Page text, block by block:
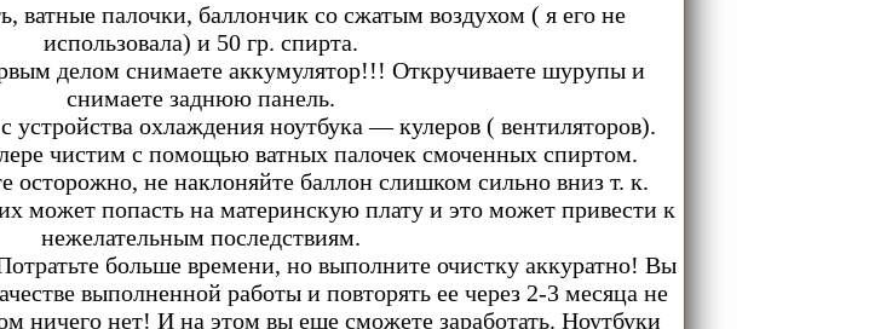
ватные палочки, баллончик со сжатым воздухом ( я его не
использовала) и 50 гр. спирта.
делом снимаете аккумулятор!!! Откручиваете шурупы и
снимаете заднюю панель.
устройства охлаждения ноутбука — кулеров ( вентиляторов).
чистим с помощью ватных палочек смоченных спиртом.
осторожно, не наклоняйте баллон слишком сильно вниз т. к.
может попасть на материнскую плату и это может привести к
нежелательным последствиям.
больше времени, но выполните очистку аккуратно! Вы
выполненной работы и повторять ее через 2-3 месяца не
ничего нет! И на этом вы еще сможете заработать. Ноутбуки